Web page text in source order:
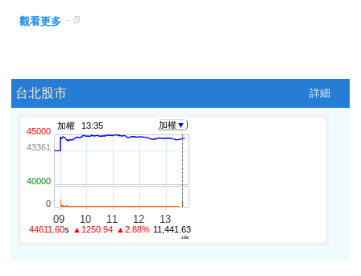
觀看更多
台北股市 詳細